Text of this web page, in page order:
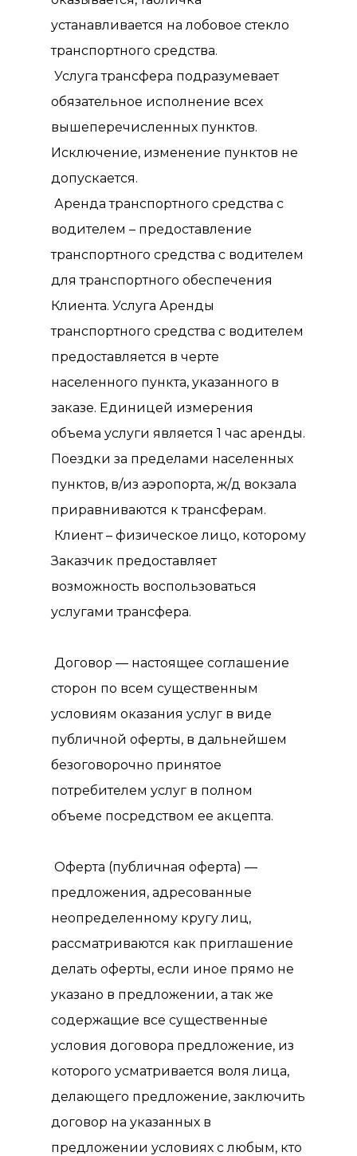
устанавливается на лобовое стекло
транспортного средства.
Услуга трансфера подразумевает
обязательное исполнение всех
вышеперечисленных пунктов.
Исключение, изменение пунктов не
допускается.
Аренда транспортного средства с
водителем – предоставление
транспортного средства с водителем
для транспортного обеспечения
Клиента. Услуга Аренды
транспортного средства с водителем
предоставляется в черте
населенного пункта, указанного в
заказе. Единицей измерения
объема услуги является 1 час аренды.
Поездки за пределами населенных
пунктов, в/из аэропорта, ж/д вокзала
приравниваются к трансферам.
Клиент – физическое лицо, которому
Заказчик предоставляет
возможность воспользоваться
услугами трансфера.
Договор — настоящее соглашение
сторон по всем существенным
условиям оказания услуг в виде
публичной оферты, в дальнейшем
безоговорочно принятое
потребителем услуг в полном
объеме посредством ее акцепта.
Оферта (публичная оферта) —
предложения, адресованные
неопределенному кругу лиц,
рассматриваются как приглашение
делать оферты, если иное прямо не
указано в предложении, а так же
содержащие все существенные
условия договора предложение, из
которого усматривается воля лица,
делающего предложение, заключить
договор на указанных в
предложении условиях с любым, кто